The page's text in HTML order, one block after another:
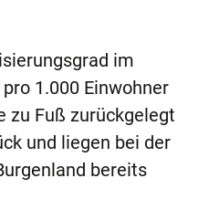
im
1.000 Einwohner
zu Fuß zurückgelegt
und liegen bei der
bereits